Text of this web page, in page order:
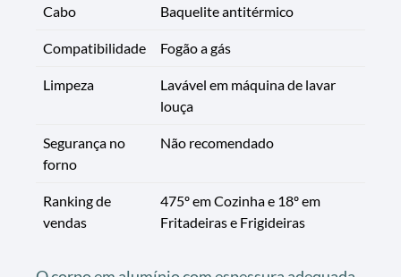
Cabo Baquelite antitérmico
Compatibilidade Fogão a gás
Limpeza
Lavável em máquina de lavar
louça
Segurança no
forno
Não recomendado
Ranking de
vendas
475º em Cozinha e 18º em
Fritadeiras e Frigideiras